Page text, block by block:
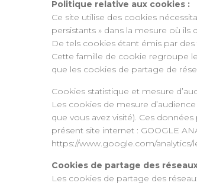
Politique relative aux cookies :
Ce site utilise des cookies
persistants » dans la mesure où
De tels cookies étant émis par
Cette famille de cookie regroupe
que les cookies de partage de
Cookies statistique et mesure
Les cookies de mesure
que vous avez visité). Ces
présent site internet : GOOGLE
https://www.google.com/analytics/
Cookies de partage des
Les cookies de partage des